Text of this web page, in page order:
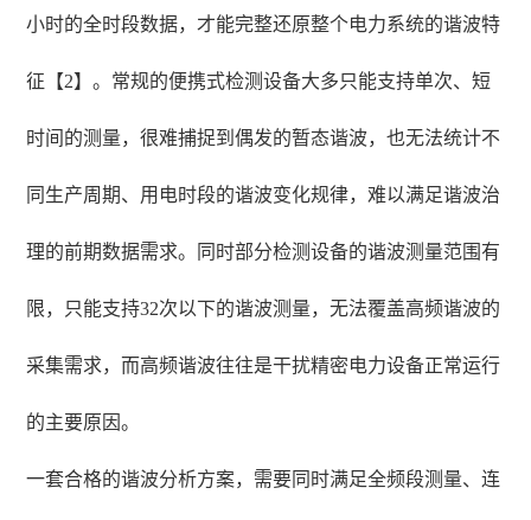
小时的全时段数据，才能完整还原整个电力系统的谐波特
征【2】。常规的便携式检测设备大多只能支持单次、短
时间的测量，很难捕捉到偶发的暂态谐波，也无法统计不
同生产周期、用电时段的谐波变化规律，难以满足谐波治
理的前期数据需求。同时部分检测设备的谐波测量范围有
限，只能支持32次以下的谐波测量，无法覆盖高频谐波的
采集需求，而高频谐波往往是干扰精密电力设备正常运行
的主要原因。
一套合格的谐波分析方案，需要同时满足全频段测量、连